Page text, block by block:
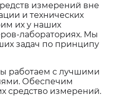
измерений вне
и технических
их у наших
лабораториях. Мы
задач по принципу
работаем с лучшими
Обеспечим
средство измерений.